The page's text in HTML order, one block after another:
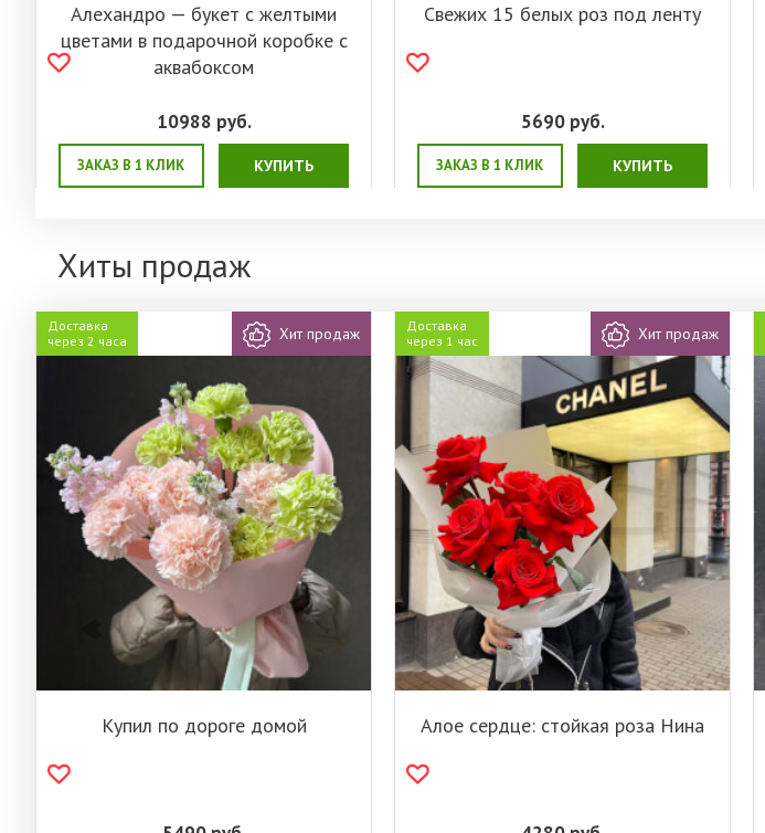
Алехандро — букет с желтыми
цветами в подарочной коробке с
аквабоксом
10988 руб.
ЗАКАЗ В 1 КЛИК КУПИТЬ
Свежих 15 белых роз под ленту
5690руб.
ЗАКАЗ В 1 КЛИК КУПИТЬ
Хиты продаж
Доставка
через 2 часа
Хит продаж
Купил по дороге домой
Доставка
через 1 час
Хит продаж
Алое сердце: стойкая роза Нина